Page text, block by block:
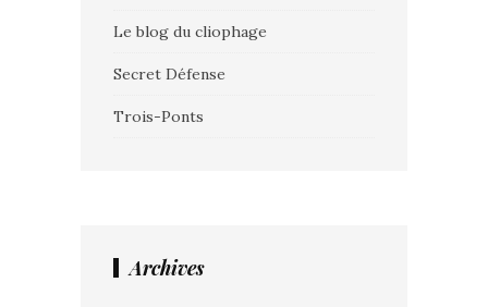
Le blog du cliophage
Secret Défense
Trois-Ponts
Archives